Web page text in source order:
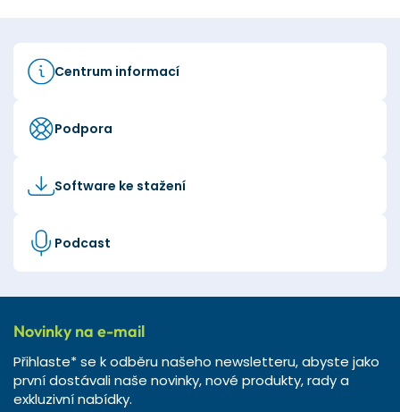
Centrum informací
Podpora
Software ke stažení
Podcast
Novinky na e-mail
Přihlaste* se k odběru našeho newsletteru, abyste jako
první dostávali naše novinky, nové produkty, rady a
exkluzivní nabídky.